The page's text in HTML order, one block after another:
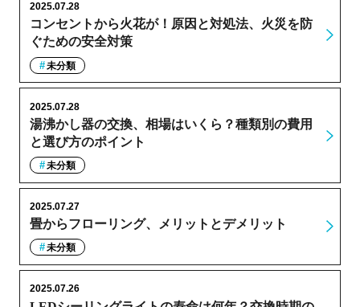
コンセントから火花が！原因と対処法、火災を防
ぐための安全対策
2025.07.28
未分類
湯沸かし器の交換、相場はいくら？種類別の費用
と選び方のポイント
2025.07.28
未分類
畳からフローリング、メリットとデメリット
2025.07.27
未分類
2025.07.26